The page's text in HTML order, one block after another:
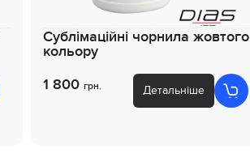
Сублімаційні чорнила жовтого
кольору
1 800 грн. Детальніше